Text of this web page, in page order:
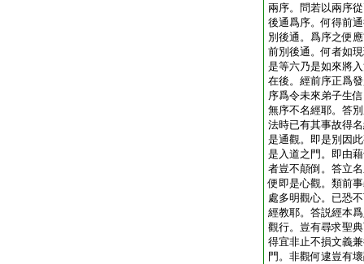
兩序。問若以兩序
後通爲序。何得前
別後通。爲序之便
前別後通。何者如
是等六乃是如來將
在後。經前序正爲
序爲令未來弟子生
無序不名經耶。答
法時已有其事故得
是通觀。即是別因
是入道之門。即由
者豈不顛倒。答立
便即是心觀。類前
處多明觀心。已恐
經教耶。答説經本
觀行。豈有尋求聖
得宜非止不損文義
門。非觀何逮豈有